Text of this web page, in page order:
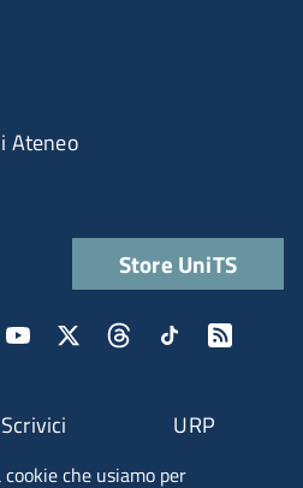
che usiamo per
Scrivici URP
Ateneo
Store UniTS